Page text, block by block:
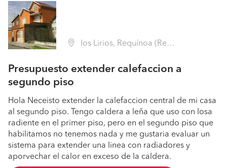
los Lirios, Requínoa (Región VI Libertador B. O'Higgins - Cachapoal)
Presupuesto extender calefaccion a
segundo piso
Hola Neceisto extender la calefaccion central de mi casa
al segundo piso. Tengo caldera a leña que uso con losa
radiente en el primer piso, pero en el segundo piso que
habilitamos no tenemos nada y me gustaria evaluar un
sistema para extender una linea con radiadores y
aporvechar el calor en exceso de la caldera.